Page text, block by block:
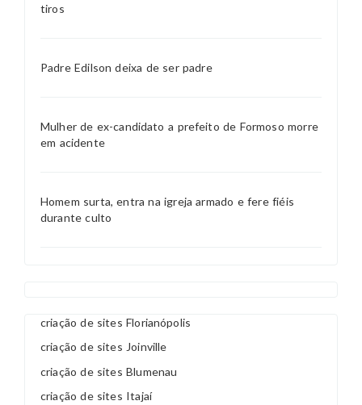
tiros
Padre Edilson deixa de ser padre
Mulher de ex-candidato a prefeito de Formoso morre
em acidente
Homem surta, entra na igreja armado e fere fiéis
durante culto
criação de sites Florianópolis
criação de sites Joinville
criação de sites Blumenau
criação de sites Itajaí